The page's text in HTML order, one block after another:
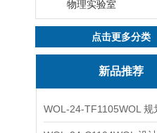
物理实验室
点击更多分类
新品推荐